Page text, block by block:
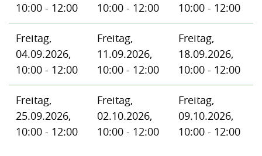
10:00 - 12:00
10:00 - 12:00
10:00 - 12:00
Freitag,
04.09.2026,
10:00 - 12:00
Freitag,
11.09.2026,
10:00 - 12:00
Freitag,
18.09.2026,
10:00 - 12:00
Freitag,
25.09.2026,
10:00 - 12:00
Freitag,
02.10.2026,
10:00 - 12:00
Freitag,
09.10.2026,
10:00 - 12:00